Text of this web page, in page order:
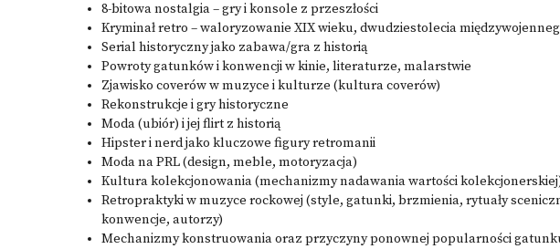
8-bitowa nostalgia – gry i konsole z przeszłości
Kryminał retro – waloryzowanie XIX wieku, dwudziestolecia
Serial historyczny jako zabawa/gra z historią
Powroty gatunków i konwencji w kinie, literaturze, malarstwie
Zjawisko coverów w muzyce i kulturze (kultura coverów)
Rekonstrukcje i gry historyczne
Moda (ubiór) i jej flirt z historią
Hipster i nerd jako kluczowe figury retromanii
Moda na PRL (design, meble, motoryzacja)
Kultura kolekcjonowania (mechanizmy nadawania wartości
Retropraktyki w muzyce rockowej (style, gatunki, brzmienia, rytuały
konwencje, autorzy)
Mechanizmy konstruowania oraz przyczyny ponownej popularności